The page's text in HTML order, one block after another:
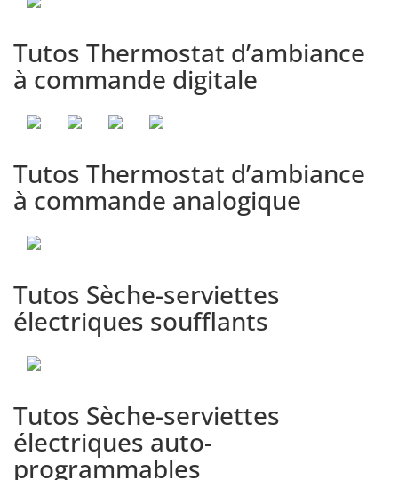
8
Réglage paramètres
10
Mise en marche ou en veille
du chauffage - [Tuto
11
Sélection d'un mode de
fonctionnement - [Tuto
Myneomitis]
consigne - [Tuto Myneomitis]
Tutos Thermostat d’ambiance
à commande digitale
Tutos Thermostat d’ambiance
à commande analogique
Tutos Sèche-serviettes
électriques soufflants
Tutos Sèche-serviettes
électriques auto-
programmables